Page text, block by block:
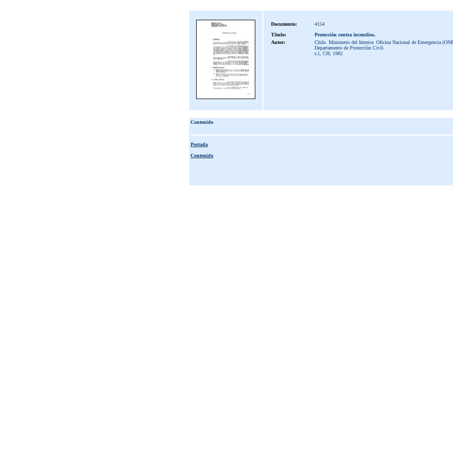
Documento:
4154
Título:
Protección contra incendios.
Autor:
Chile. Ministerio del Interior. Oficina Nacional de Emergencia
Departamento de Protección Civil.
s.l, CH; 1982
Contenido
Portada
Contenido